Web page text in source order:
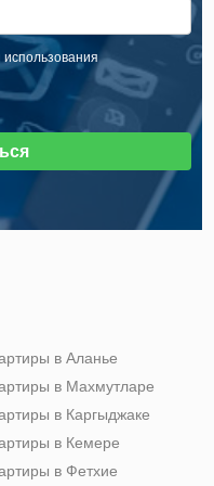
в Аланье
в Махмутларе
в Каргыджаке
в Кемере
в Фетхие